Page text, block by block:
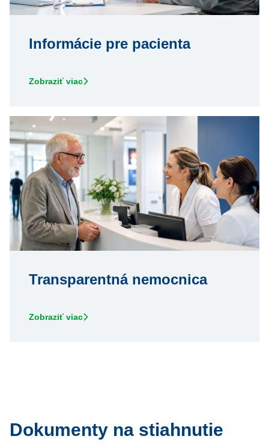
Informácie pre pacienta
Zobraziť viac
Transparentná nemocnica
Zobraziť viac
Dokumenty na stiahnutie